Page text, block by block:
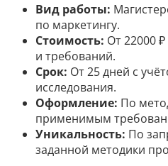
Вид работы:
по маркетингу.
Стоимость: От 22000
и требований.
Срок: От 25 дней с
исследования.
Оформление: По
применимым
Уникальность: По
заданной методики